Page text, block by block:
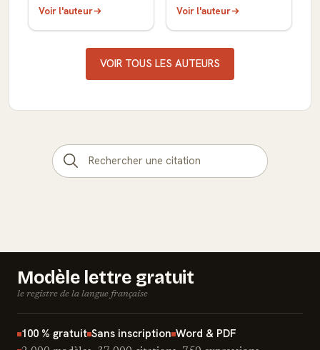
Voir l'auteur Voir l'auteur
VOIR TOUS LES AUTEURS
Modèle lettre gratuit
le registre de la langue française
100 % gratuit Sans inscription Word & PDF